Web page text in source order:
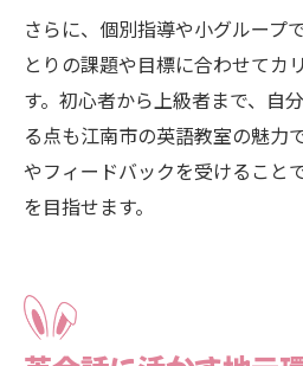
さらに、個別指導や小グループ
とりの課題や目標に合わせてカ
す。初心者から上級者まで、自
る点も江南市の英語教室の魅力
やフィードバックを受けること
を目指せます。